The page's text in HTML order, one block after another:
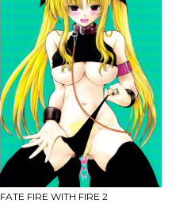
FATE FIRE WITH FIRE 2